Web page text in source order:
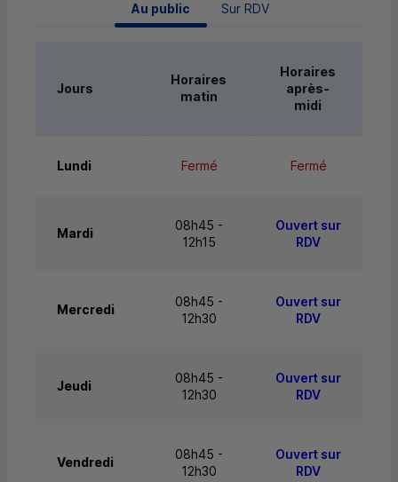
Au public Sur RDV
Jours
Horaires
matin
Horaires
après-
midi
Lundi Fermé Fermé
Mardi
08h45 -
12h15
Ouvert sur
RDV
Mercredi
08h45 -
12h30
Ouvert sur
RDV
Jeudi
08h45 -
12h30
Ouvert sur
RDV
Vendredi
08h45 -
12h30
Ouvert sur
RDV